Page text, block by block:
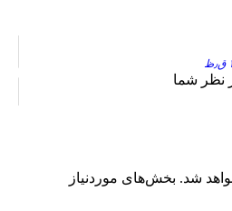
نظر شما
شد. بخش‌های موردنیاز